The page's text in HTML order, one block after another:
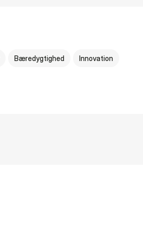
Bæredygtighed Innovation